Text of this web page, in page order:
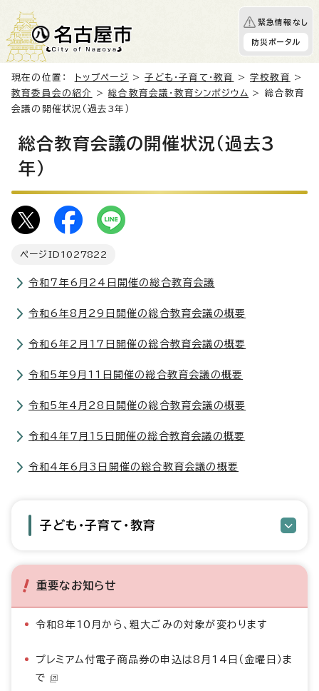
緊急情報なし
防災ポータル
現在の位置： トップページ >子ども・子育て・教育 >学校教育
>
教育委員会の紹介
>総合教育会議・教育シンポジウム > 総合教育
会議の開催状況（過去3年）
総合教育会議の開催状況（過去3
年）
ページID 1027822
令和7年6月24日開催の総合教育会議
令和6年8月29日開催の総合教育会議の概要
令和6年2月17日開催の総合教育会議の概要
令和5年9月11日開催の総合教育会議の概要
令和5年4月28日開催の総合教育会議の概要
令和4年7月15日開催の総合教育会議の概要
令和4年6月3日開催の総合教育会議の概要
子ども・子育て・教育
重要なお知らせ
令和8年10月から、粗大ごみの対象が変わります
プレミアム付電子商品券の申込は8月14日（金曜日）ま
で